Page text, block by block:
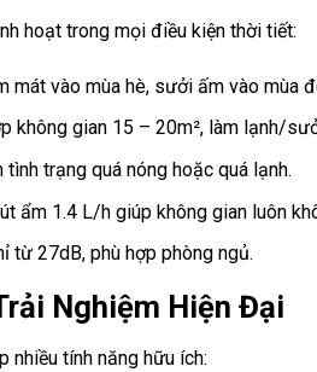
hoạt trong mọi điều kiện thời tiết:
mát vào mùa hè, sưởi ấm vào mùa
không gian 15 – 20m², làm lạnh/
tình trạng quá nóng hoặc quá lạnh.
ẩm 1.4 L/h giúp không gian luôn
từ 27dB, phù hợp phòng ngủ.
Nghiệm Hiện Đại
tính năng hữu ích: